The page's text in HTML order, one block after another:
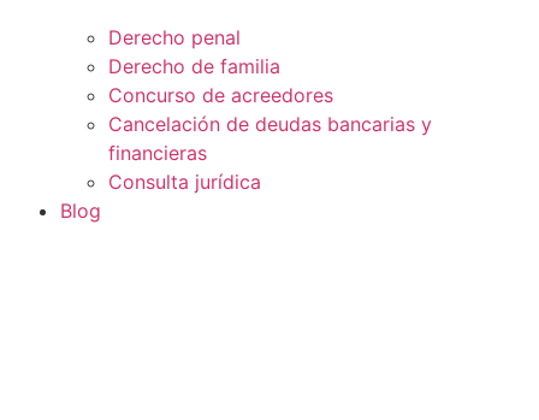
Derecho penal
Derecho de familia
Concurso de acreedores
Cancelación de deudas bancarias y
financieras
Consulta jurídica
Blog